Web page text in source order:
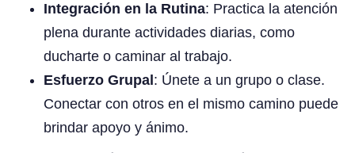
Integración en la Rutina: Practica la atención
plena durante actividades diarias, como
ducharte o caminar al trabajo.
Esfuerzo Grupal : Únete a un grupo o clase.
Conectar con otros en el mismo camino puede
brindar apoyo y ánimo.